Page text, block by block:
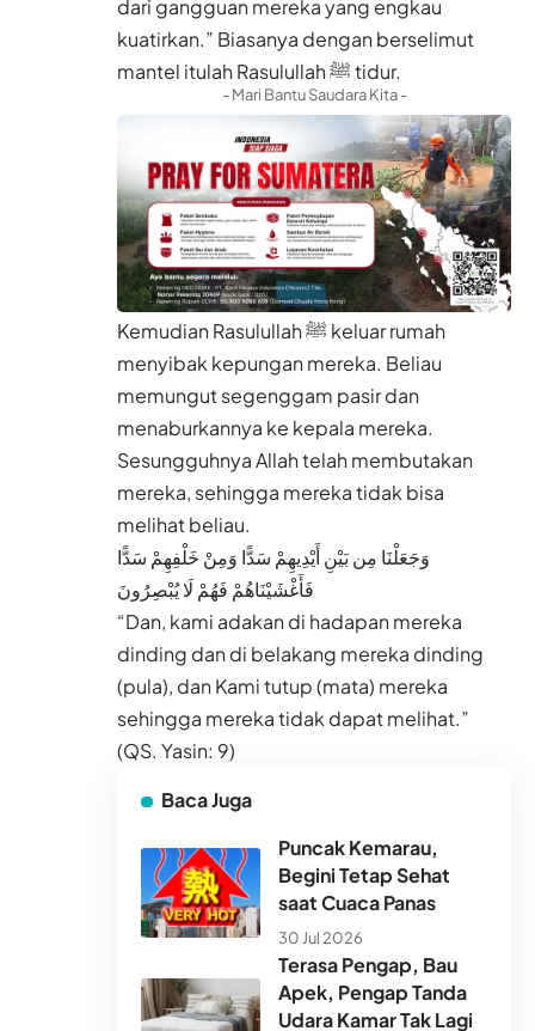
dari gangguan mereka yang engkau
kuatirkan.” Biasanya dengan berselimut
mantel itulah Rasulullah ﷺ tidur.
- Mari Bantu Saudara Kita -
Kemudian Rasulullah ﷺ keluar rumah
menyibak kepungan mereka. Beliau
memungut segenggam pasir dan
menaburkannya ke kepala mereka.
Sesungguhnya Allah telah membutakan
mereka, sehingga mereka tidak bisa
melihat beliau.
وَجَعَلْنَا مِن بَيْنِ أَيْدِيهِمْ سَدًّا وَمِنْ خَلْفِهِمْ سَدًّا
فَأَغْشَيْنَاهُمْ فَهُمْ لَا يُبْصِرُونَ
“Dan, kami adakan di hadapan mereka
dinding dan di belakang mereka dinding
(pula), dan Kami tutup (mata) mereka
sehingga mereka tidak dapat melihat.”
(QS. Yasin: 9)
Baca Juga
Puncak Kemarau,
Begini Tetap Sehat
saat Cuaca Panas
30 Jul 2026
Terasa Pengap, Bau
Apek, Pengap Tanda
Udara Kamar Tak Lagi